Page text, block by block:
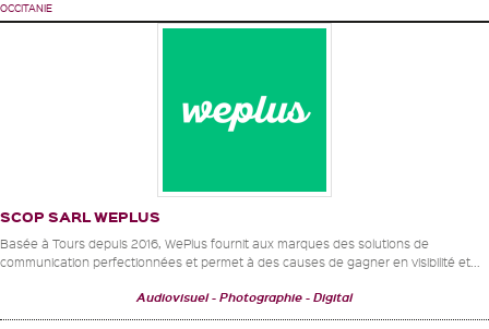
OCCITANIE
SCOP SARL WEPLUS
Basée à Tours depuis 2016, WePlus fournit aux marques des solutions de
communication perfectionnées et permet à des causes de gagner en visibilité et...
Audiovisuel Photographie Digital